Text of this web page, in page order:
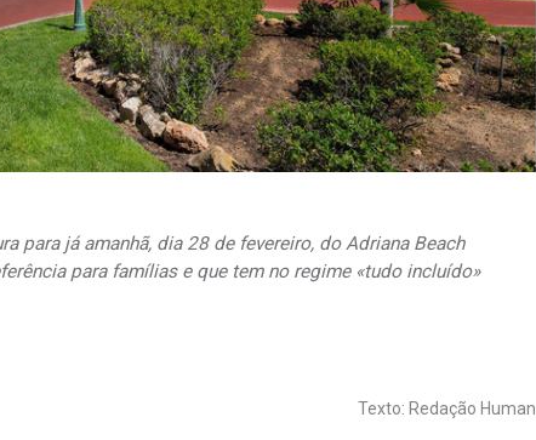
para já amanhã, dia 28 de fevereiro, do Adriana Beach
para famílias e que tem no regime «tudo incluído»
Texto: Redação Human